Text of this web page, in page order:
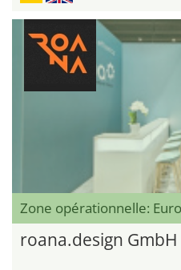
Zone opérationnelle:
roana.design GmbH